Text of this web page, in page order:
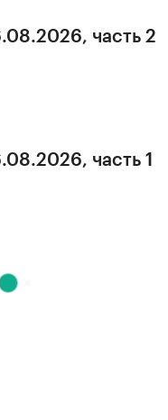
часть 2
часть 1